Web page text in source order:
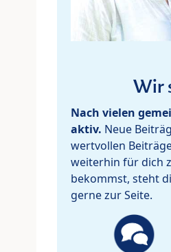
Wir
Nach vielen
aktiv. Neue
wertvollen
weiterhin für dich
bekommst, steht
gerne zur Seite.